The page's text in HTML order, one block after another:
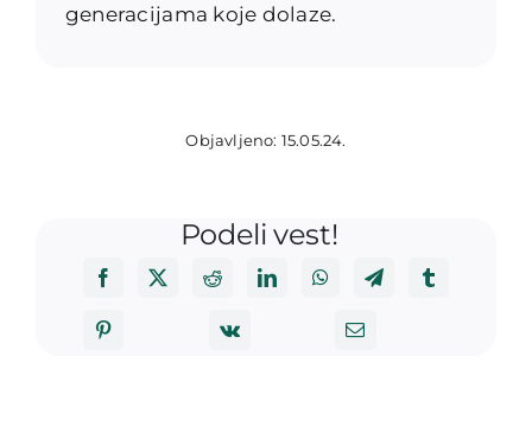
generacijama koje dolaze.
Objavljeno: 15.05.24.
Podeli vest!